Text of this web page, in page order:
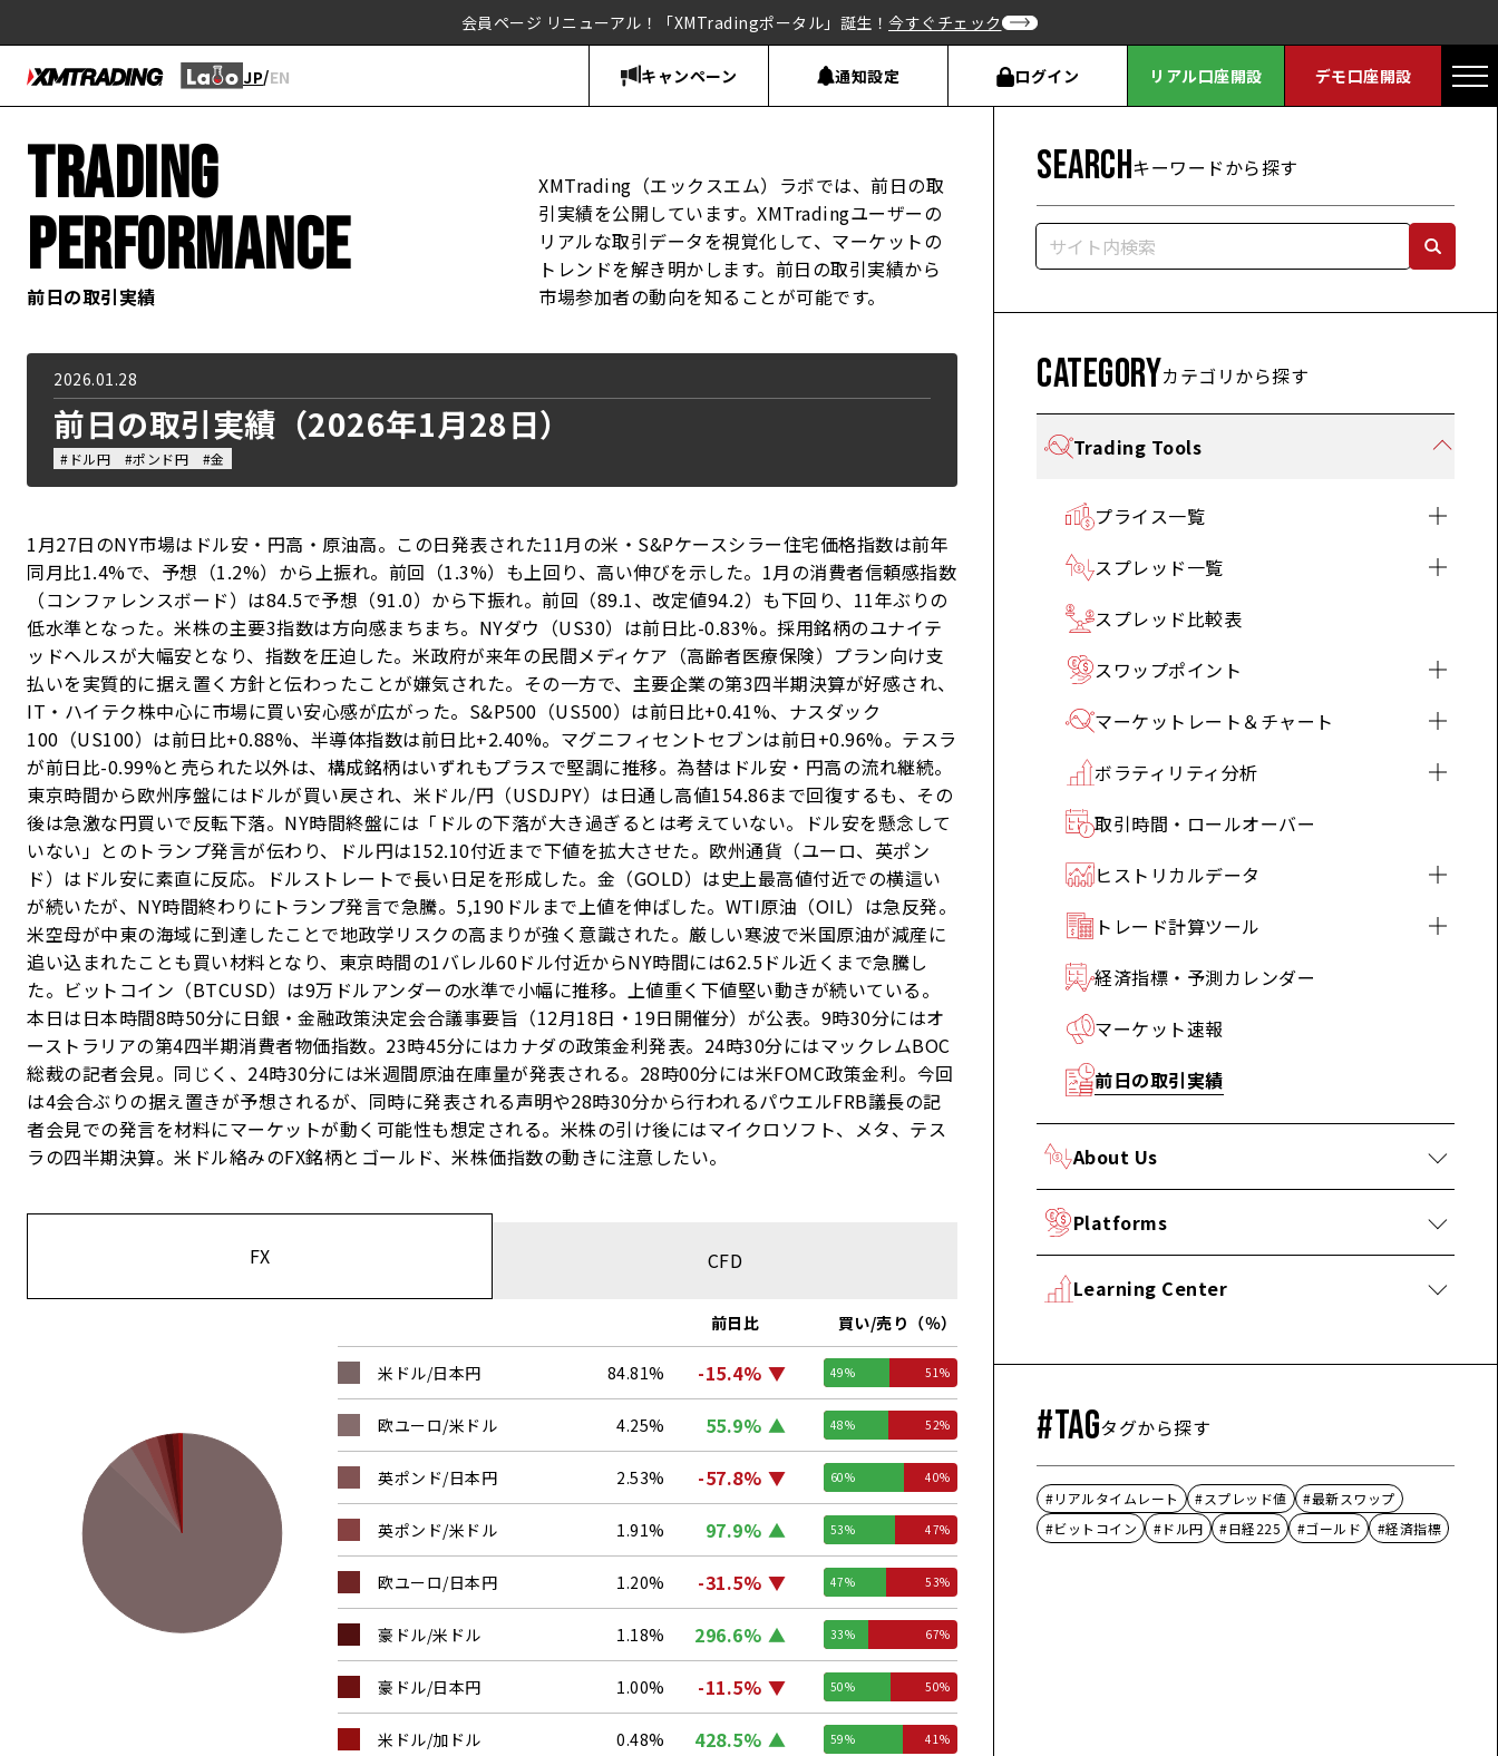
会員ページ リニューアル！「XMTradingポータル」誕生！ 今すぐチェック
JP/EN キャンペーン 通知設定 ログイン リアル口座開設 デモ口座開設
TRADING
PERFORMANCE
前日の取引実績
XMTrading（エックスエム）ラボでは、前日の取
引実績を公開しています。XMTradingユーザーの
リアルな取引データを視覚化して、マーケットの
トレンドを解き明かします。前日の取引実績から
市場参加者の動向を知ることが可能です。
2026.01.28
前日の取引実績（2026年1月28日）
#ドル円 #ポンド円 #金
1月27日のNY市場はドル安・円高・原油高。この日発表された11月の米・S&Pケースシラー住宅価格指数は前年
同月比1.4%で、予想（1.2%）から上振れ。前回（1.3%）も上回り、高い伸びを示した。1月の消費者信頼感指数
（コンファレンスボード）は84.5で予想（91.0）から下振れ。前回（89.1、改定値94.2）も下回り、11年ぶりの
低水準となった。米株の主要3指数は方向感まちまち。NYダウ（US30）は前日比-0.83%。採用銘柄のユナイテ
ッドヘルスが大幅安となり、指数を圧迫した。米政府が来年の民間メディケア（高齢者医療保険）プラン向け支
払いを実質的に据え置く方針と伝わったことが嫌気された。その一方で、主要企業の第3四半期決算が好感され、
IT・ハイテク株中心に市場に買い安心感が広がった。S&P500（US500）は前日比+0.41%、ナスダック
100（US100）は前日比+0.88%、半導体指数は前日比+2.40%。マグニフィセントセブンは前日+0.96%。テスラ
が前日比-0.99%と売られた以外は、構成銘柄はいずれもプラスで堅調に推移。為替はドル安・円高の流れ継続。
東京時間から欧州序盤にはドルが買い戻され、米ドル/円（USDJPY）は日通し高値154.86まで回復するも、その
後は急激な円買いで反転下落。NY時間終盤には「ドルの下落が大き過ぎるとは考えていない。ドル安を懸念して
いない」とのトランプ発言が伝わり、ドル円は152.10付近まで下値を拡大させた。欧州通貨（ユーロ、英ポン
ド）はドル安に素直に反応。ドルストレートで長い日足を形成した。金（GOLD）は史上最高値付近での横這い
が続いたが、NY時間終わりにトランプ発言で急騰。5,190ドルまで上値を伸ばした。WTI原油（OIL）は急反発。
米空母が中東の海域に到達したことで地政学リスクの高まりが強く意識された。厳しい寒波で米国原油が減産に
追い込まれたことも買い材料となり、東京時間の1バレル60ドル付近からNY時間には62.5ドル近くまで急騰し
た。ビットコイン（BTCUSD）は9万ドルアンダーの水準で小幅に推移。上値重く下値堅い動きが続いている。
本日は日本時間8時50分に日銀・金融政策決定会合議事要旨（12月18日・19日開催分）が公表。9時30分にはオ
ーストラリアの第4四半期消費者物価指数。23時45分にはカナダの政策金利発表。24時30分にはマックレムBOC
総裁の記者会見。同じく、24時30分には米週間原油在庫量が発表される。28時00分には米FOMC政策金利。今回
は4会合ぶりの据え置きが予想されるが、同時に発表される声明や28時30分から行われるパウエルFRB議長の記
者会見での発言を材料にマーケットが動く可能性も想定される。米株の引け後にはマイクロソフト、メタ、テス
ラの四半期決算。米ドル絡みのFX銘柄とゴールド、米株価指数の動きに注意したい。
FX CFD
前日比 買い/売り（％）
米ドル/日本円 84.81% -15.4% 49% 51%
欧ユーロ/米ドル 4.25% 55.9% 48% 52%
英ポンド/日本円 2.53% -57.8% 60% 40%
英ポンド/米ドル 1.91% 97.9% 53% 47%
欧ユーロ/日本円 1.20% -31.5% 47% 53%
豪ドル/米ドル 1.18% 296.6% 33% 67%
豪ドル/日本円 1.00% -11.5% 50% 50%
米ドル/加ドル 0.48% 428.5% 59% 41%
SEARCHキーワードから探す
CATEGORYカテゴリから探す
Trading Tools
プライス一覧
スプレッド一覧
スプレッド比較表
スワップポイント
マーケットレート＆チャート
ボラティリティ分析
取引時間・ロールオーバー
ヒストリカルデータ
トレード計算ツール
経済指標・予測カレンダー
マーケット速報
前日の取引実績
About Us
Platforms
Learning Center
#TAGタグから探す
#リアルタイムレート #スプレッド値
#最新スワップ
#ビットコイン
#ドル円 #日経225 #ゴールド #経済指標